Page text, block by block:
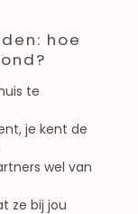
hoe
te
je kent de
wel van
ze bij jou